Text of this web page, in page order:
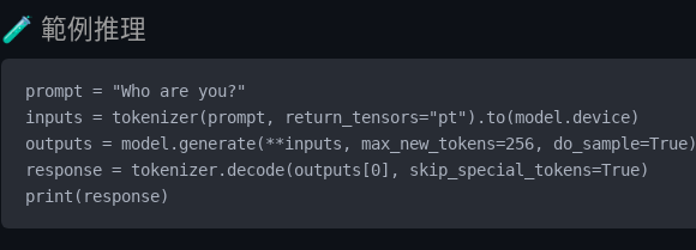
🧪 範例推理
prompt = "Who are you?"
inputs = tokenizer(prompt, return_tensors="pt").to(model.device)
outputs = model.generate(**inputs, max_new_tokens=256, do_sample=True)
response = tokenizer.decode(outputs[0], skip_special_tokens=True)
print(response)